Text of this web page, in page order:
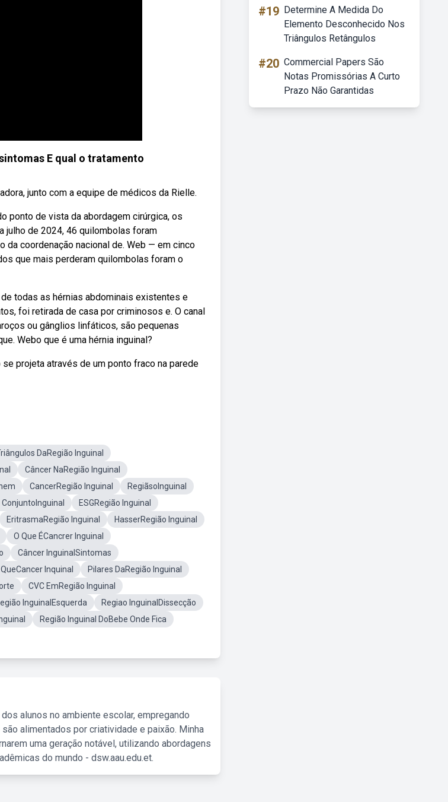
sintomas E qual o tratamento
junto com a equipe de médicos da Rielle.
ponto de vista da abordagem cirúrgica, os
julho de 2024, 46 quilombolas foram
coordenação nacional de. Web — em cinco
que mais perderam quilombolas foram o
todas as hérnias abdominais existentes e
foi retirada de casa por criminosos e. O canal
ou gânglios linfáticos, são pequenas
Webo que é uma hérnia inguinal?
projeta através de um ponto fraco na parede
DaRegião Inguinal
Câncer NaRegião Inguinal
CancerRegião Inguinal
RegiãsoInguinal
ESGRegião Inguinal
EritrasmaRegião Inguinal
HasserRegião Inguinal
O Que ÉCancrer Inguinal
Câncer InguinalSintomas
Inquinal
Pilares DaRegião Inguinal
CVC EmRegião Inguinal
InguinalEsquerda
Regiao InguinalDissecção
Região Inguinal DoBebe Onde Fica
alunos no ambiente escolar, empregando
alimentados por criatividade e paixão. Minha
uma geração notável, utilizando abordagens
do mundo - dsw.aau.edu.et.
#19 Determine A Medida Do
Elemento Desconhecido Nos
Triângulos Retângulos
#20 Commercial Papers São
Notas Promissórias A Curto
Prazo Não Garantidas